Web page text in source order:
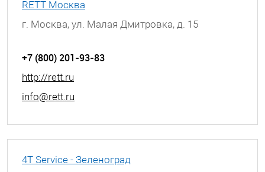
RETT Москва
г. Москва, ул. Малая Дмитровка, д. 15
+7 (800) 201-93-83
http://rett.ru
info@rett.ru
4T Service - Зеленоград